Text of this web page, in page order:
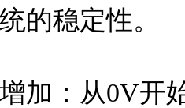
的稳定性。
加：从0V开